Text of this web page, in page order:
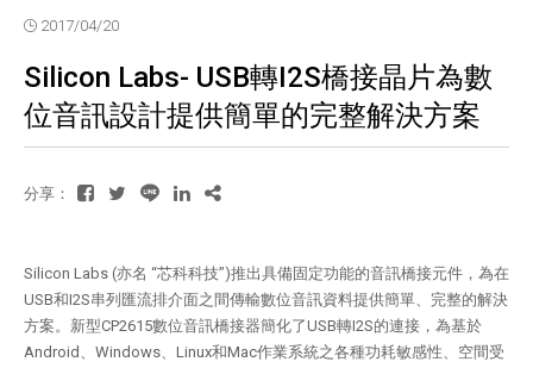
2017/04/20
Silicon Labs- USB轉I2S橋接晶片為數
位音訊設計提供簡單的完整解決方案
分享：
Silicon Labs (亦名 “芯科科技”)推出具備固定功能的音訊橋接元件，為在
USB和I2S串列匯流排介面之間傳輸數位音訊資料提供簡單、完整的解決
方案。新型CP2615數位音訊橋接器簡化了USB轉I2S的連接，為基於
Android、Windows、Linux和Mac作業系統之各種功耗敏感性、空間受